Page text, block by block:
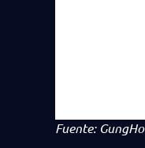
Fuente: GungHo